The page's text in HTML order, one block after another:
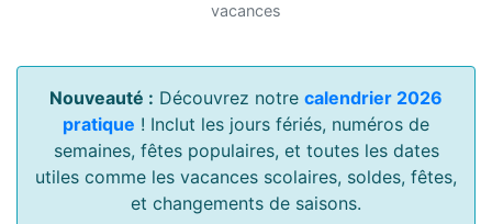
vacances
Nouveauté : Découvrez notre calendrier 2026
pratique ! Inclut les jours fériés, numéros de
semaines, fêtes populaires, et toutes les dates
utiles comme les vacances scolaires, soldes, fêtes,
et changements de saisons.